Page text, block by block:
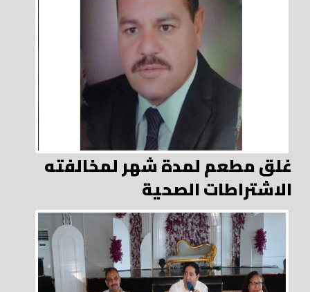
غلق مطعم لمدة شهر لمخالفته
الاشتراطات الصحية